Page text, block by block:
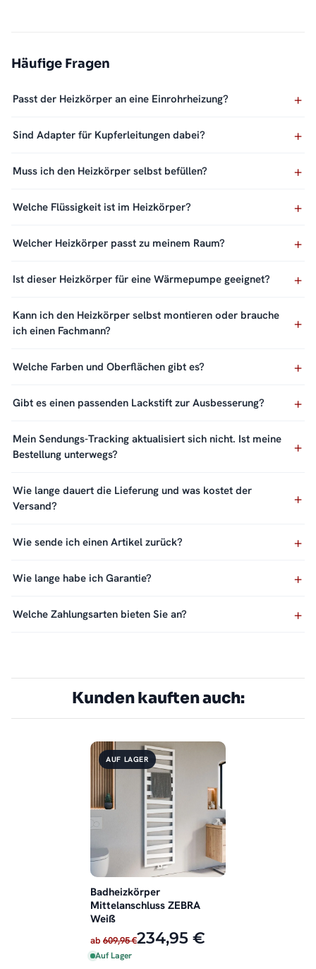
Häufige Fragen
Passt der Heizkörper an eine Einrohrheizung?
Sind Adapter für Kupferleitungen dabei?
Muss ich den Heizkörper selbst befüllen?
Welche Flüssigkeit ist im Heizkörper?
Welcher Heizkörper passt zu meinem Raum?
Ist dieser Heizkörper für eine Wärmepumpe geeignet?
Kann ich den Heizkörper selbst montieren oder brauche
ich einen Fachmann?
Welche Farben und Oberflächen gibt es?
Gibt es einen passenden Lackstift zur Ausbesserung?
Mein Sendungs-Tracking aktualisiert sich nicht. Ist meine
Bestellung unterwegs?
Wie lange dauert die Lieferung und was kostet der
Versand?
Wie sende ich einen Artikel zurück?
Wie lange habe ich Garantie?
Welche Zahlungsarten bieten Sie an?
Kunden kauften auch:
AUF LAGER
Badheizkörper
Mittelanschluss ZEBRA
Weiß
ab 609,95 €234,95 €
Auf Lager